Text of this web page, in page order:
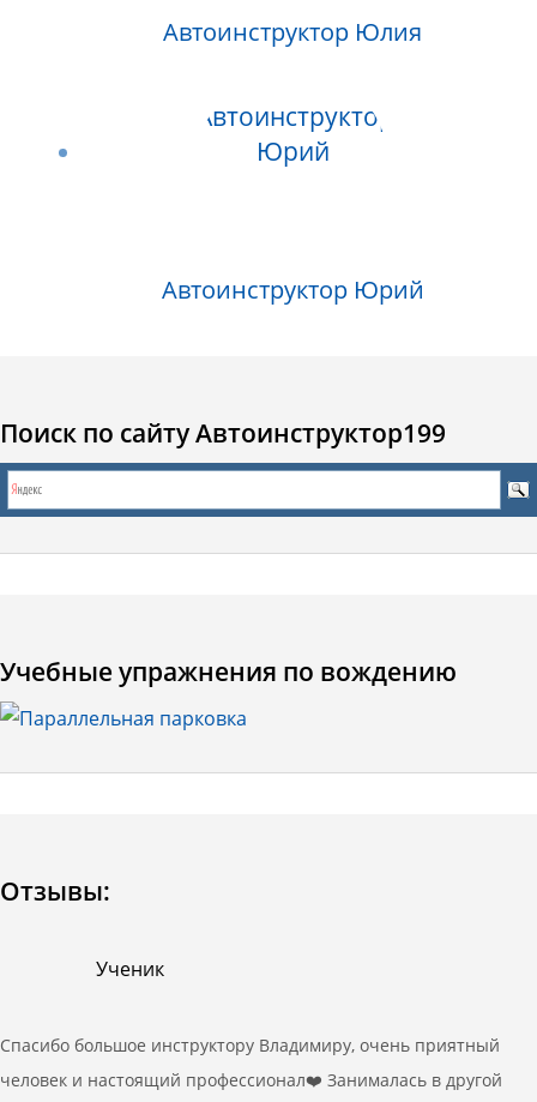
Автоинструктор Юлия
Автоинструктор Юрий
Поиск по сайту Автоинструктор199
Учебные упражнения по вождению
Отзывы:
Ученик
Спасибо большое инструктору Владимиру, очень приятный
человек и настоящий профессионал❤️ Занималась в другой